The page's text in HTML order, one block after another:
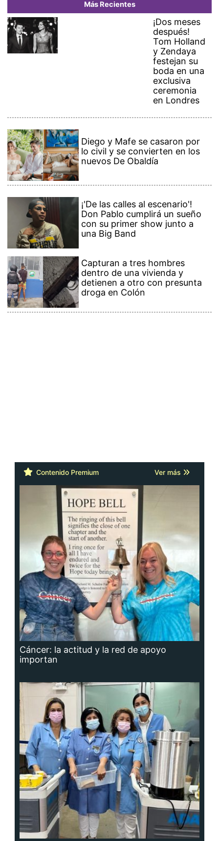
Más Recientes
¡Dos meses
después!
Tom Holland
y Zendaya
festejan su
boda en una
exclusiva
ceremonia
en Londres
Diego y Mafe se casaron por
lo civil y se convierten en los
nuevos De Obaldía
¡'De las calles al escenario'!
Don Pablo cumplirá un sueño
con su primer show junto a
una Big Band
Capturan a tres hombres
dentro de una vivienda y
detienen a otro con presunta
droga en Colón
Contenido Premium Ver más
Cáncer: la actitud y la red de apoyo
importan